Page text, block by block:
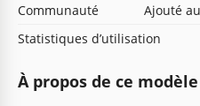
Communauté
Ajouté
Statistiques d’utilisation
À propos de ce modèle